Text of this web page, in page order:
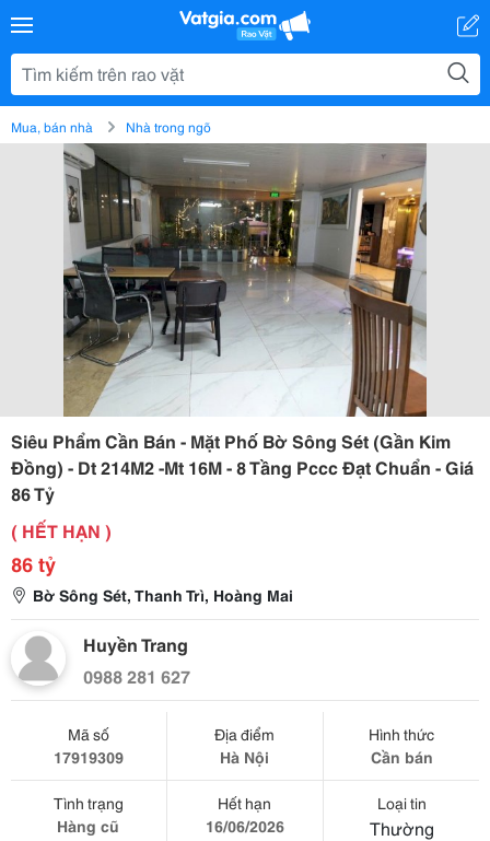
Mua, bán nhà Nhà trong ngõ
Siêu Phẩm Cần Bán - Mặt Phố Bờ Sông Sét (Gần Kim
Đồng) - Dt 214M2 -Mt 16M - 8 Tầng Pccc Đạt Chuẩn - Giá
86 Tỷ
( HẾT HẠN )
86 tỷ
Bờ Sông Sét, Thanh Trì, Hoàng Mai
Huyền Trang
0988 281 627
Mã số
17919309
Địa điểm
Hà Nội
Hình thức
Cần bán
Tình trạng
Hàng cũ
Hết hạn
16/06/2026
Loại tin
Thường